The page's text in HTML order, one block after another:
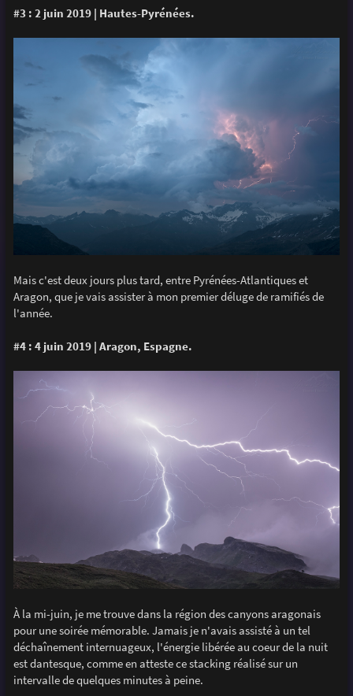
#3 : 2 juin 2019 | Hautes-Pyrénées.
Mais c'est deux jours plus tard, entre Pyrénées-Atlantiques et
Aragon, que je vais assister à mon premier déluge de ramifiés de
l'année.
#4 : 4 juin 2019 | Aragon, Espagne.
À la mi-juin, je me trouve dans la région des canyons aragonais
pour une soirée mémorable. Jamais je n'avais assisté à un tel
déchaînement internuageux, l'énergie libérée au coeur de la nuit
est dantesque, comme en atteste ce stacking réalisé sur un
intervalle de quelques minutes à peine.